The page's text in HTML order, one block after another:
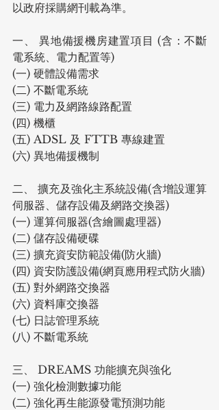
以政府採購網刊載為準。
一、 異地備援機房建置項目 (含：不斷
電系統、電力配置等)
(一) 硬體設備需求
(二) 不斷電系統
(三) 電力及網路線路配置
(四) 機櫃
(五) ADSL 及 FTTB 專線建置
(六) 異地備援機制
二、 擴充及強化主系統設備(含增設運算
伺服器、儲存設備及網路交換器)
(一) 運算伺服器(含繪圖處理器)
(二) 儲存設備硬碟
(三) 擴充資安防範設備(防火牆)
(四) 資安防護設備(網頁應用程式防火牆)
(五) 對外網路交換器
(六) 資料庫交換器
(七) 日誌管理系統
(八) 不斷電系統
三、 DREAMS 功能擴充與強化
(一) 強化檢測數據功能
(二) 強化再生能源發電預測功能